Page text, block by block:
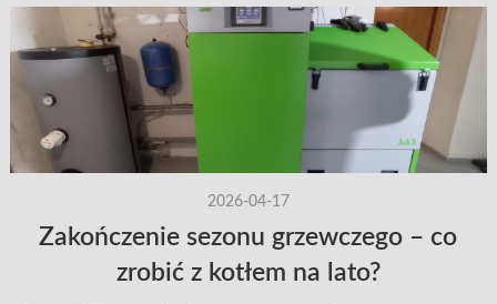
2026-04-17
Zakończenie sezonu grzewczego – co
zrobić z kotłem na lato?